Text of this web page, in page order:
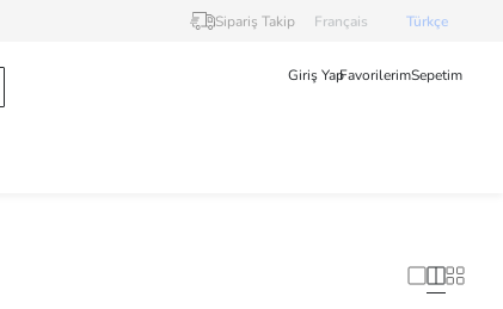
Sipariş Takip Français Türkçe
Giriş YapFavorilerimSepetim